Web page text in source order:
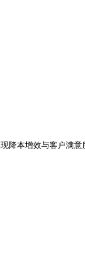
本增效与客户满意